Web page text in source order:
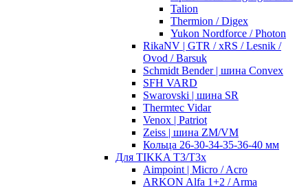
Talion
Thermion / Digex
Yukon Nordforce / Photon
RikaNV | GTR / xRS / Lesnik /
Ovod / Barsuk
Schmidt Bender | шина Convex
SFH VARD
Swarovski | шина SR
Thermtec Vidar
Venox | Patriot
Zeiss | шина ZM/VM
Кольца 26-30-34-35-36-40 мм
Для TIKKA T3/T3x
Aimpoint | Micro / Acro
ARKON Alfa 1+2 / Arma